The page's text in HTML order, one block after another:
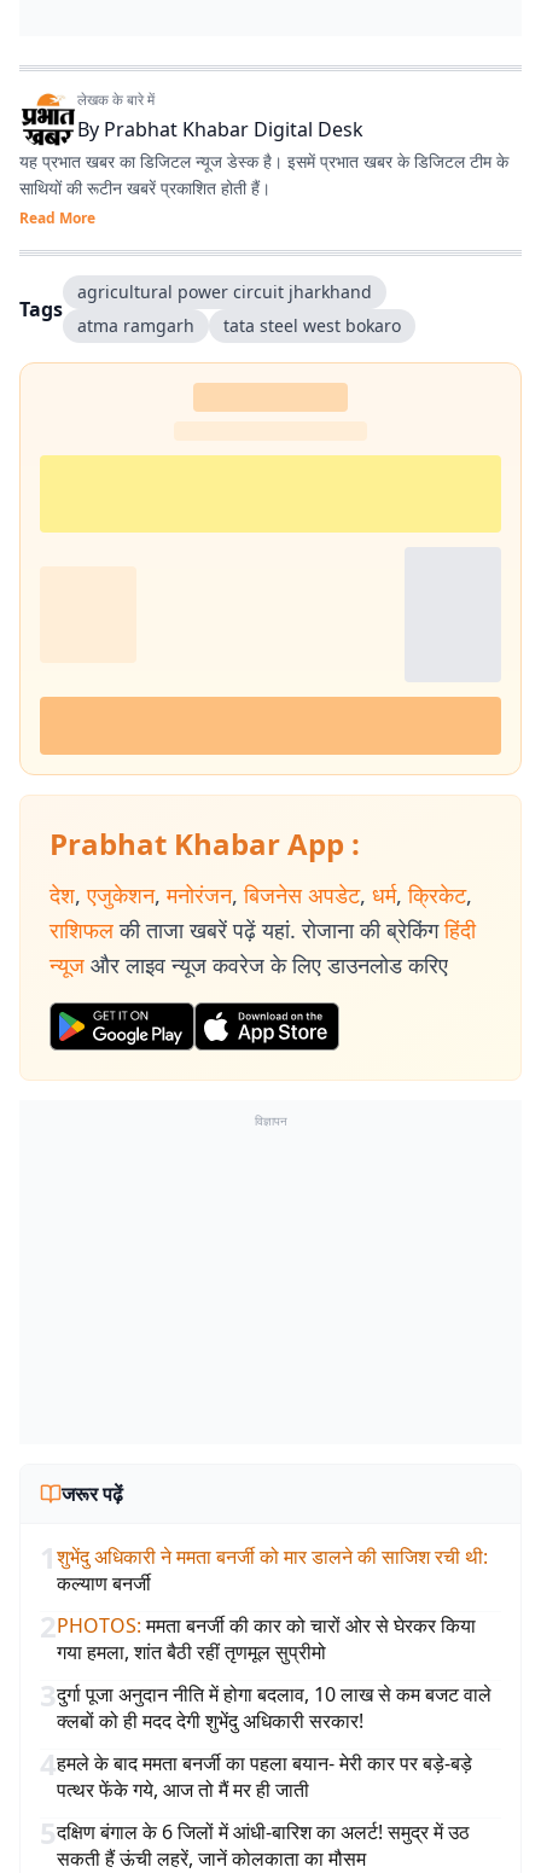
लेखक के बारे में
By Prabhat Khabar Digital Desk
यह प्रभात खबर का डिजिटल न्यूज डेस्क है। इसमें प्रभात खबर के डिजिटल टीम के
साथियों की रूटीन खबरें प्रकाशित होती हैं।
Read More
Tags
agricultural power circuit jharkhand
atma ramgarh
tata steel west bokaro
Prabhat Khabar App :
देश, एजुकेशन, मनोरंजन, बिजनेस अपडेट, धर्म, क्रिकेट,
राशिफल की ताजा खबरें पढ़ें यहां. रोजाना की ब्रेकिंग हिंदी
न्यूज और लाइव न्यूज कवरेज के लिए डाउनलोड करिए
विज्ञापन
जरूर पढ़ें
1शुभेंदु अधिकारी ने ममता बनर्जी को मार डालने की साजिश रची थी:
कल्याण बनर्जी
2PHOTOS: ममता बनर्जी की कार को चारों ओर से घेरकर किया
गया हमला, शांत बैठी रहीं तृणमूल सुप्रीमो
3दुर्गा पूजा अनुदान नीति में होगा बदलाव, 10 लाख से कम बजट वाले
क्लबों को ही मदद देगी शुभेंदु अधिकारी सरकार!
4हमले के बाद ममता बनर्जी का पहला बयान- मेरी कार पर बड़े-बड़े
पत्थर फेंके गये, आज तो मैं मर ही जाती
5दक्षिण बंगाल के 6 जिलों में आंधी-बारिश का अलर्ट! समुद्र में उठ
सकती हैं ऊंची लहरें, जानें कोलकाता का मौसम